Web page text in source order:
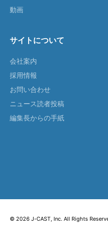
動画
サイトについて
会社案内
採用情報
お問い合わせ
ニュース読者投稿
編集長からの手紙
© 2026 J-CAST, Inc. All Rights